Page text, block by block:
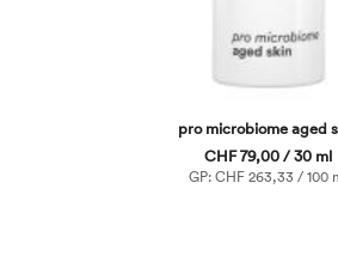
pro microbiome aged
CHF 79,00 / 30 ml
GP: CHF 263,33 / 100